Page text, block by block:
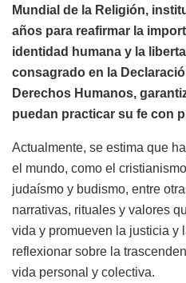
Mundial de la Religión,
años para reafirmar la
identidad humana y la
consagrado en la
Derechos Humanos,
puedan practicar su fe con
Actualmente, se estima que
el mundo, como el
judaísmo y budismo, entre
narrativas, rituales y valores
vida y promueven la justicia y
reflexionar sobre la
vida personal y colectiva.